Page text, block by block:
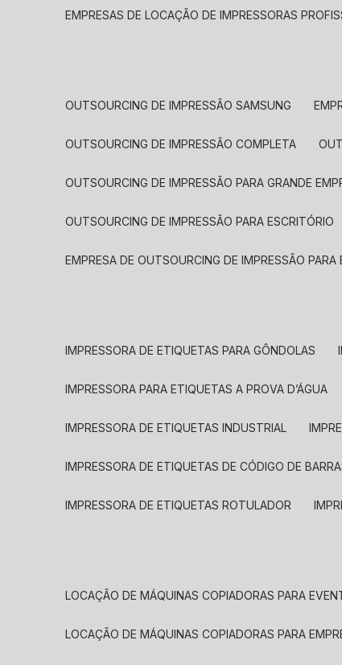
EMPRESAS DE LOCAÇÃO DE IMPRESSORAS
OUTSOURCING DE IMPRESSÃO SAMSUNG
OUTSOURCING DE IMPRESSÃO COMPLETA
OUTSOURCING DE IMPRESSÃO PARA GRANDE
OUTSOURCING DE IMPRESSÃO PARA ESCRITÓRIO
EMPRESA DE OUTSOURCING DE IMPRESSÃO PARA
IMPRESSORA DE ETIQUETAS PARA GÔNDOLAS
IMPRESSORA PARA ETIQUETAS A PROVA D’ÁGUA
IMPRESSORA DE ETIQUETAS INDUSTRIAL
IMPRESSORA DE ETIQUETAS DE CÓDIGO DE
IMPRESSORA DE ETIQUETAS ROTULADOR
LOCAÇÃO DE MÁQUINAS COPIADORAS PARA
LOCAÇÃO DE MÁQUINAS COPIADORAS PARA